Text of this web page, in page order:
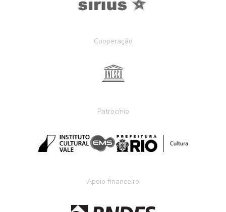
Cooperação
Patrocínio
Apoio financeiro